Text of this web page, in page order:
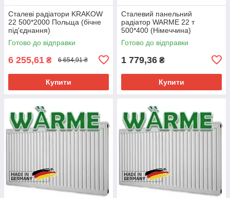
Сталеві радіатори KRAKOW
22 500*2000 Польща (бічне
під'єднання)
Готово до відправки
6 255,61 ₴ 6 654,91 ₴
Купити
Сталевий панельний
радіатор WARME 22 т
500*400 (Німеччина)
Готово до відправки
1 779,36 ₴
Купити